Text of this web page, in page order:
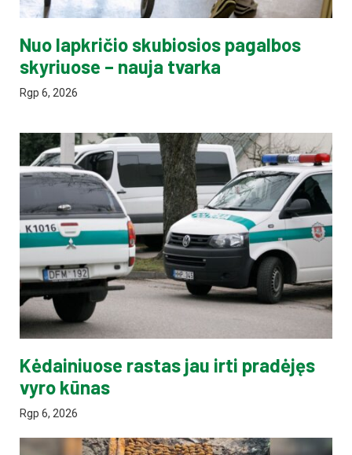
Nuo lapkričio skubiosios pagalbos
skyriuose – nauja tvarka
Rgp 6, 2026
Kėdainiuose rastas jau irti pradėjęs
vyro kūnas
Rgp 6, 2026